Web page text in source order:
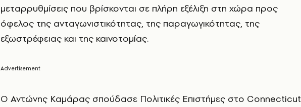
μεταρρυθμίσεις που βρίσκονται σε πλήρη εξέλιξη στη χώρα προς
όφελος της ανταγωνιστικότητας, της παραγωγικότητας, της
εξωστρέφειας και της καινοτομίας.
Ο Αντώνης Καμάρας σπούδασε Πολιτικές Επιστήμες στο Connecticut